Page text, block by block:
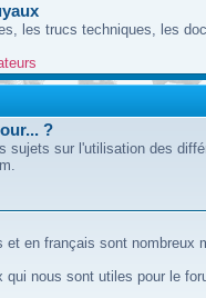
les trucs techniques, les
?
sujets sur l'utilisation des
et en français sont nombreux
qui nous sont utiles pour le